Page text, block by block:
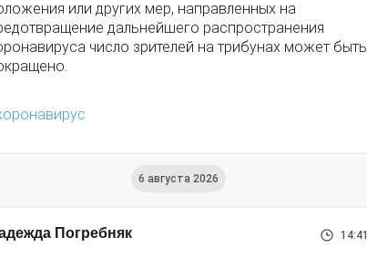
или других мер, направленных на
дальнейшего распространения
число зрителей на трибунах может быть
6 августа 2026
Погребняк 14:41